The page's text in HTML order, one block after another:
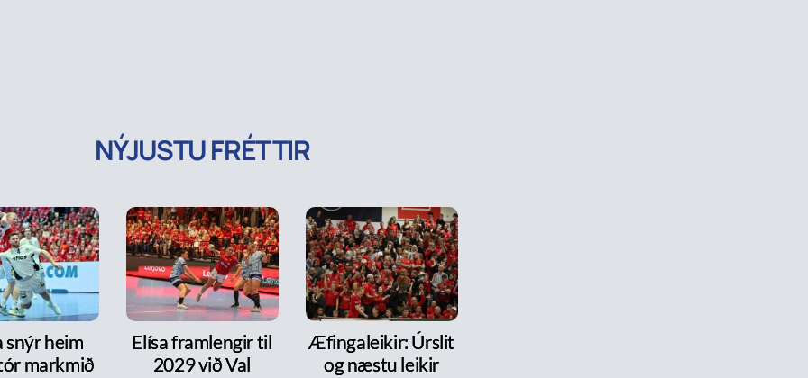
NÝJUSTU FRÉTTIR
snýr heim
markmið
Elísa framlengir til
2029 við Val
Æfingaleikir: Úrslit
og næstu leikir